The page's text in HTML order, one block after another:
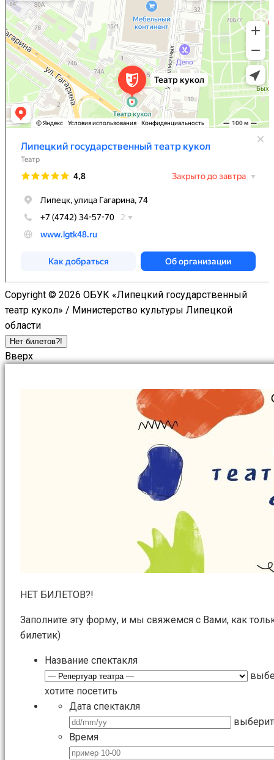
Copyright © 2026 ОБУК «Липецкий государственный
театр кукол» / Министерство культуры Липецкой
области
Нет билетов?!
Вверх
НЕТ БИЛЕТОВ?!
Заполните эту форму, и мы свяжемся с Вами, как
билетик)
Название спектакля
хотите посетить
Дата спектакля
Время